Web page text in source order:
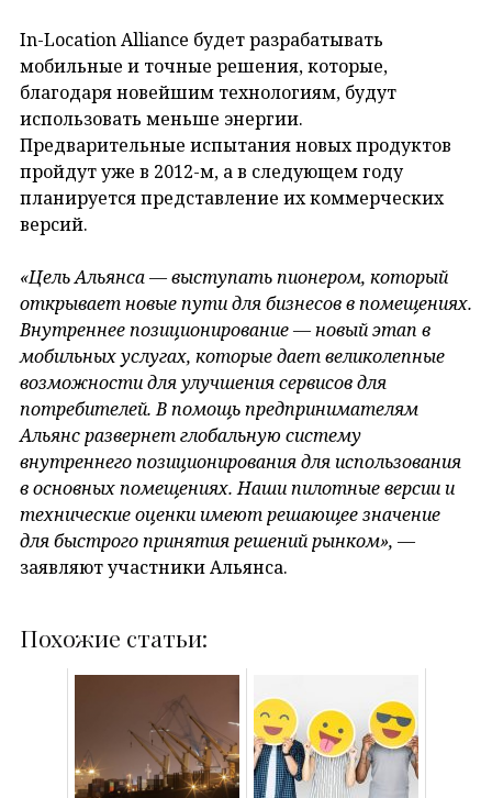
In-Location Alliance будет разрабатывать
мобильные и точные решения, которые,
благодаря новейшим технологиям, будут
использовать меньше энергии.
Предварительные испытания новых продуктов
пройдут уже в 2012-м, а в следующем году
планируется представление их коммерческих
версий.
«Цель Альянса — выступать пионером, который
открывает новые пути для бизнесов в помещениях.
Внутреннее позиционирование — новый этап в
мобильных услугах, которые дает великолепные
возможности для улучшения сервисов для
потребителей. В помощь предпринимателям
Альянс развернет глобальную систему
внутреннего позиционирования для использования
в основных помещениях. Наши пилотные версии и
технические оценки имеют решающее значение
для быстрого принятия решений рынком», —
заявляют участники Альянса.
Похожие статьи: